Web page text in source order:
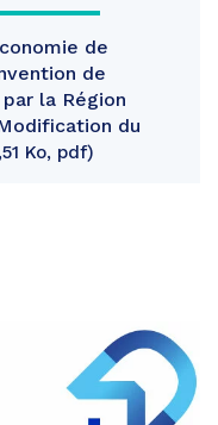
de
de
la Région
du
Ko, pdf